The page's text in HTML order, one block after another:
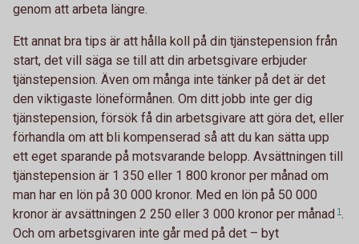
genom att arbeta längre.
Ett annat bra tips är att hålla koll på din tjänstepension från
start, det vill säga se till att din arbetsgivare erbjuder
tjänstepension. Även om många inte tänker på det är det
den viktigaste löneförmånen. Om ditt jobb inte ger dig
tjänstepension, försök få din arbetsgivare att göra det, eller
förhandla om att bli kompenserad så att du kan sätta upp
ett eget sparande på motsvarande belopp. Avsättningen till
tjänstepension är 1 350 eller 1 800 kronor per månad om
man har en lön på 30 000 kronor. Med en lön på 50 000
kronor är avsättningen 2 250 eller 3 000 kronor per månad 1.
Och om arbetsgivaren inte går med på det – byt